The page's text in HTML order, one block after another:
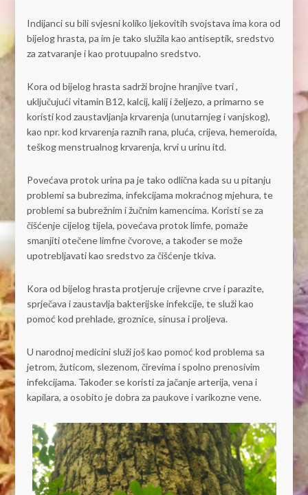
Indijanci su bili svjesni koliko ljekovitih svojstava ima kora od
bijelog hrasta, pa im je tako služila kao antiseptik, sredstvo
za zatvaranje i kao protuupalno sredstvo.
Kora od bijelog hrasta sadrži brojne hranjive tvari ,
uključujući vitamin B12, kalcij, kalij i željezo, a primarno se
koristi kod zaustavljanja krvarenja (unutarnjeg i vanjskog),
kao npr. kod krvarenja raznih rana, pluća, crijeva, hemeroida,
teškog menstrualnog krvarenja, krvi u urinu itd.
Povećava protok urina pa je tako odlična kada su u pitanju
problemi sa bubrezima, infekcijama mokraćnog mjehura, te
problemi sa bubrežnim i žučnim kamencima. Koristi se za
čišćenje cijelog tijela, povećava protok limfe, pomaže
smanjiti otečene limfne čvorove, a također se može
upotrebljavati kao sredstvo za čišćenje tkiva.
Kora od bijelog hrasta protjeruje crijevne crve i parazite,
sprječava i zaustavlja bakterijske infekcije, te služi kao
pomoć kod prehlade, groznice, sinusa i proljeva.
U narodnoj medicini služi još kao pomoć kod problema sa
jetrom, žuticom, slezenom, čirevima i spolno prenosivim
infekcijama. Također se koristi za jačanje arterija, vena i
kapilara, a osobito je dobra za paukove i varikozne vene.